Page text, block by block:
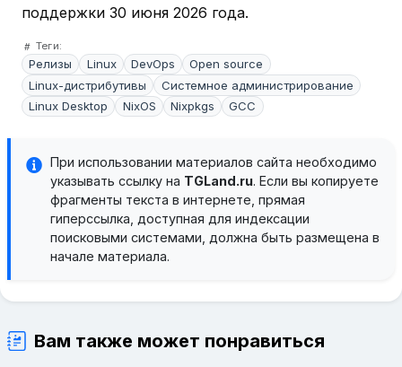
поддержки 30 июня 2026 года.
Теги:
Релизы Linux DevOps
Open source
Linux-дистрибутивы
Системное администрирование
Linux Desktop
NixOS Nixpkgs GCC
При использовании материалов сайта необходимо
указывать ссылку на TGLand.ru. Если вы копируете
фрагменты текста в интернете, прямая
гиперссылка, доступная для индексации
поисковыми системами, должна быть размещена в
начале материала.
Вам также может понравиться